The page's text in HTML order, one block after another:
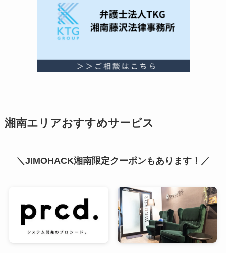
湘南エリアおすすめサービス
＼JIMOHACK湘南限定クーポンもあります！／